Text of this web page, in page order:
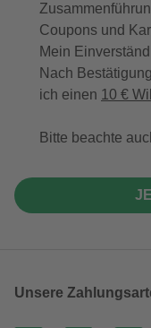
Coupons und
Mein
Nach
ich einen 10 €
Bitte beachte
Unsere